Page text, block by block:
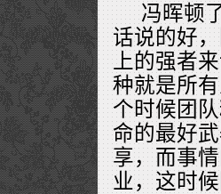
冯晖顿
话说的好
上的强者
种就是所
个时候团
命的最好
享，而事
业，这时